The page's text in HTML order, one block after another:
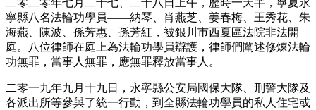
寧縣八名法輪功學員——納琴、肖燕芝、姜春梅、王秀花、朱
海燕、陳波、孫芳惠、孫芳紅，被銀川市西夏區法院非法開
庭。八位律師在庭上為法輪功學員辯護，律師們闡述修煉法輪
功無罪，當事人無罪，應無罪釋放當事人。
二零一九年九月十九日，永寧縣公安局國保大隊、刑警大隊及
各派出所等參與了統一行動，到全縣法輪功學員的私人住宅或